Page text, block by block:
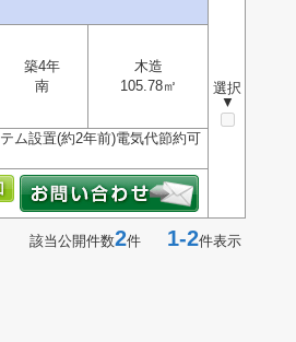
選択
▼
築4年
南
木造
105.78㎡
ム設置(約2年前)電気代節約可
該当公開件数2件 1-2件表示